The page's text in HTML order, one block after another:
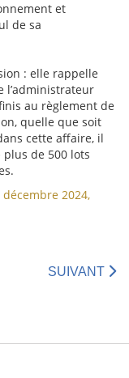
et
de sa
: elle rappelle
l’administrateur
au règlement de
quelle que soit
cette affaire, il
plus de 500 lots
2024,
SUIVANT